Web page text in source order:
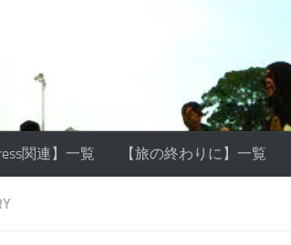
関連】一覧 【旅の終わりに】一覧